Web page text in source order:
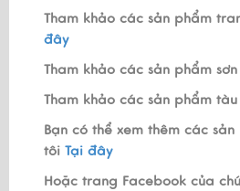
Tham khảo các sản phẩm
đây
Tham khảo các sản phẩm
Tham khảo các sản phẩm tàu
Bạn có thể xem thêm các
tôi Tại đây
Hoặc trang Facebook của